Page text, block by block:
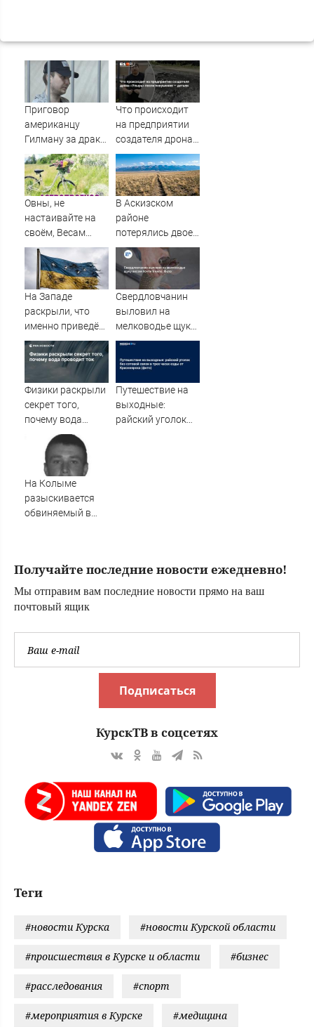
Приговор
американцу
Гилману за драки
в воронежском
СИЗО
потребовали
ужесточить -
Новости на
Вести.ru
Что происходит
на предприятии
создателя дрона
«Упырь» после
покушения —
детали
Овны, не
настаивайте на
своём, Весам
захочется
красоты, а Раки
могут
переживать из-за
В Аскизском
районе
потерялись двое
мужчин
На Западе
раскрыли, что
именно приведёт
Украину к
поражению
Свердловчанин
выловил на
мелководье щуку
весом почти 9
Физики раскрыли
секрет того,
почему вода
проводит ток
Путешествие на
выходные:
райский уголок
На Колыме
разыскивается
обвиняемый в
Получайте последние новости ежедневно!
Мы отправим вам последние новости прямо на ваш
почтовый ящик
Подписаться
КурскТВ в соцсетях
Теги
#новости Курска #новости Курской области
#происшествия в Курске и области #бизнес
#расследования #спорт
#мероприятия в Курске #медицина